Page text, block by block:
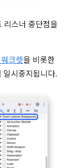
리스너 중단점을
크렛을 비롯한
일시중지됩니다.